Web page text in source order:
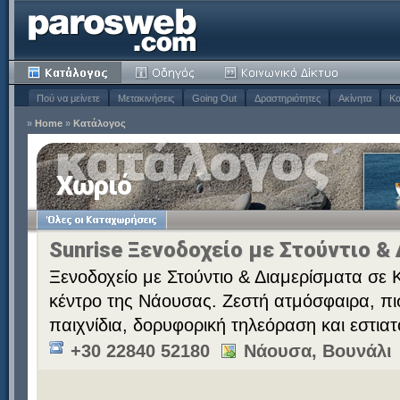
Πού να μείνετε Μετακινήσεις Going Out Δραστηριότητες Ακίνητα
» Home » Κατάλογος
Χωριό
Sunrise Ξενοδοχείο με Στούντιο &
Ξενοδοχείο με Στούντιο & Διαμερίσματα σε
κέντρο της Νάουσας. Ζεστή ατμόσφαιρα,
παιχνίδια, δορυφορική τηλεόραση και
+30 22840 52180
Νάουσα, Βουνάλι